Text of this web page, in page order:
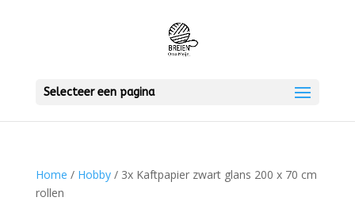
Selecteer een pagina
Home / Hobby/ 3x Kaftpapier zwart glans 200 x 70 cm
rollen